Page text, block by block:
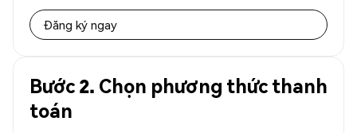
Đăng ký ngay
Bước 2. Chọn phương thức thanh
toán